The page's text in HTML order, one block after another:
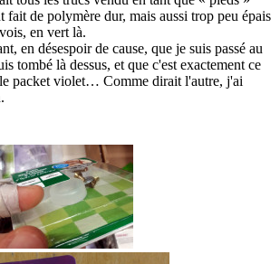
fait de polymère dur, mais aussi trop peu épais
en vert là.
en désespoir de cause, que je suis passé au
tombé là dessus, et que c'est exactement ce
packet violet… Comme dirait l'autre, j'ai